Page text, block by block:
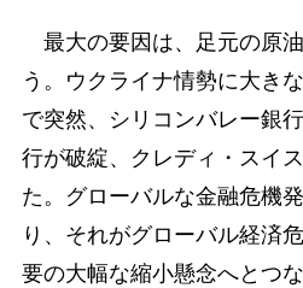
最大の要因は、足元の原
う。ウクライナ情勢に大き
で突然、シリコンバレー銀
行が破綻、クレディ・スイ
た。グローバルな金融危機
り、それがグローバル経済
要の大幅な縮小懸念へとつな